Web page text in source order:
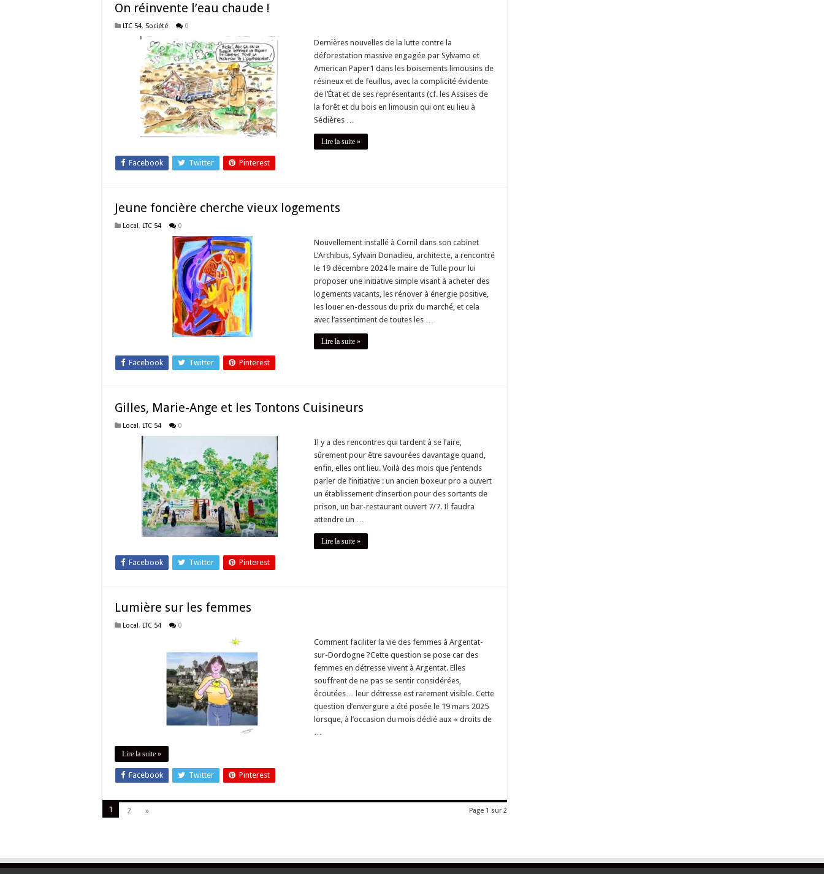
On réinvente l’eau chaude !
LTC 54, Société 0
Dernières nouvelles de la lutte contre la
déforestation massive engagée par Sylvamo et
American Paper1 dans les boisements limousins de
résineux et de feuillus, avec la complicité évidente
de l’État et de ses représentants (cf. les Assises de
la forêt et du bois en limousin qui ont eu lieu à
Sédières …
Lire la suite »
Facebook Twitter Pinterest
Jeune foncière cherche vieux logements
Local , LTC 54 0
Nouvellement installé à Cornil dans son cabinet
L’Archibus, Sylvain Donadieu, architecte, a rencontré
le 19 décembre 2024 le maire de Tulle pour lui
proposer une initiative simple visant à acheter des
logements vacants, les rénover à énergie positive,
les louer en-dessous du prix du marché, et cela
avec l’assentiment de toutes les …
Lire la suite »
Facebook Twitter Pinterest
Gilles, Marie-Ange et les Tontons Cuisineurs
Local , LTC 54 0
Il y a des rencontres qui tardent à se faire,
sûrement pour être savourées davantage quand,
enfin, elles ont lieu. Voilà des mois que j’entends
parler de l’initiative : un ancien boxeur pro a ouvert
un établissement d’insertion pour des sortants de
prison, un bar-restaurant ouvert 7/7. Il faudra
attendre un …
Lire la suite »
Facebook Twitter Pinterest
Lumière sur les femmes
Local , LTC 54 0
Comment faciliter la vie des femmes à Argentat-
sur-Dordogne ?Cette question se pose car des
femmes en détresse vivent à Argentat. Elles
souffrent de ne pas se sentir considérées,
écoutées… leur détresse est rarement visible. Cette
question d’envergure a été posée le 19 mars 2025
lorsque, à l’occasion du mois dédié aux « droits de
…
Lire la suite »
Facebook Twitter Pinterest
Page 1 sur 2
1 2 »